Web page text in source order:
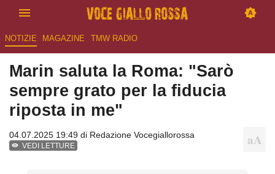
NOTIZIE MAGAZINE TMW RADIO
Marin saluta la Roma: "Sarò
sempre grato per la fiducia
riposta in me"
04.07.2025 19:49 di Redazione Vocegiallorossa
VEDI LETTURE